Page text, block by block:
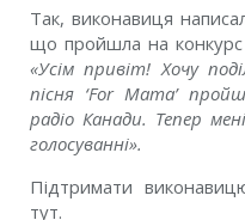
Так, виконавиця
що пройшла на конкурс
«Усім привіт! Хочу
пісня ‘For Mama’
радіо Канади. Тепер
голосуванні».
Підтримати
тут.